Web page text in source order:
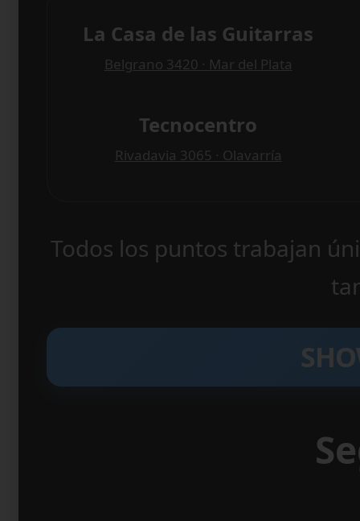
La Casa de las Guitarras
Belgrano 3420 · Mar del Plata
Tecnocentro
Rivadavia 3065 · Olavarría
Todos los puntos trabajan